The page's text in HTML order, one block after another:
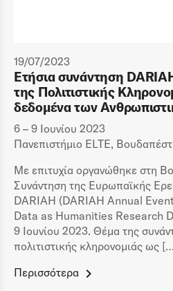
19/07/2023
Ετήσια συνάντηση
της Πολιτιστικής
δεδομένα των
6 – 9 Ιουνίου 2023
Πανεπιστήμιο ELTE,
Με επιτυχία οργανώθηκε στη
Συνάντηση της Ευρωπαϊκής
DARIAH (DARIAH Annual
Data as Humanities Research
9 Ιουνίου 2023. Θέμα της
πολιτιστικής κληρονομιάς ως
Περισσότερα